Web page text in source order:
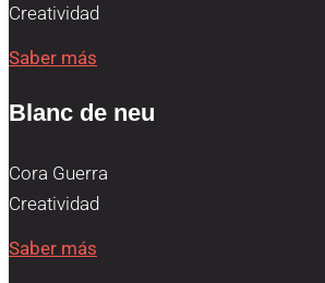
Creatividad
Saber más
Blanc de neu
Cora Guerra
Creatividad
Saber más